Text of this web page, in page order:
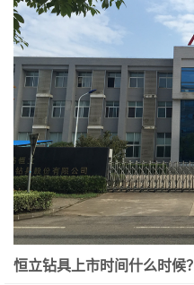
恒立钻具上市时间什么时候？